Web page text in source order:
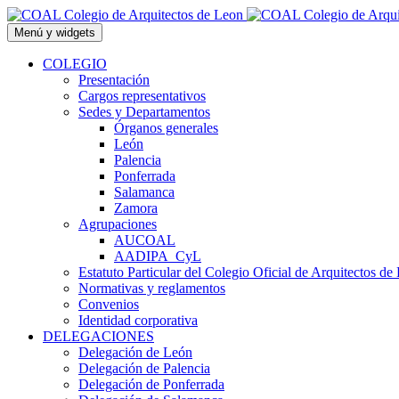
Saltar
al
contenido
Menú y widgets
COLEGIO
Presentación
Cargos representativos
Sedes y Departamentos
Órganos generales
León
Palencia
Ponferrada
Salamanca
Zamora
Agrupaciones
AUCOAL
AADIPA_CyL
Estatuto Particular del Colegio Oficial de Arquitectos de
Normativas y reglamentos
Convenios
Identidad corporativa
DELEGACIONES
Delegación de León
Delegación de Palencia
Delegación de Ponferrada